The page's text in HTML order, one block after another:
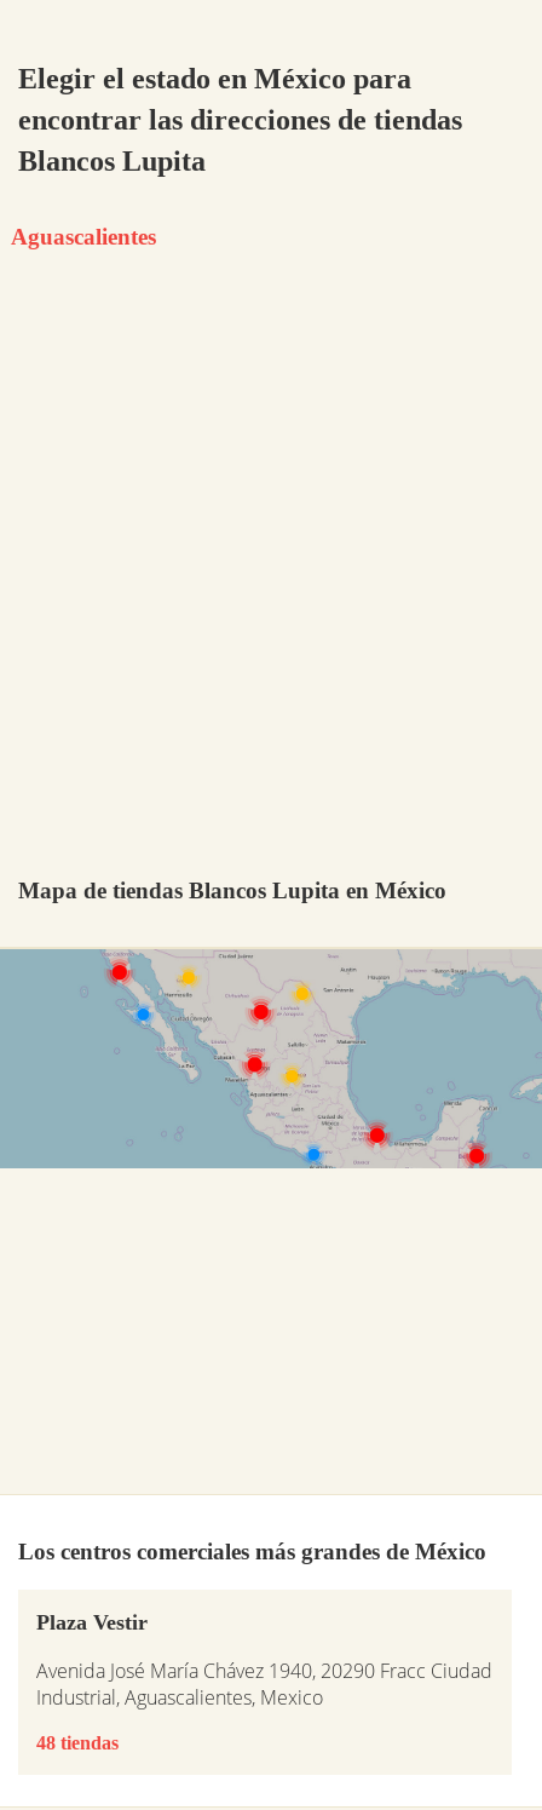
Elegir el estado en México para
encontrar las direcciones de tiendas
Blancos Lupita
Aguascalientes
Mapa de tiendas Blancos Lupita en México
Los centros comerciales más grandes de México
Plaza Vestir
Avenida José María Chávez 1940, 20290 Fracc Ciudad
Industrial, Aguascalientes, Mexico
48 tiendas